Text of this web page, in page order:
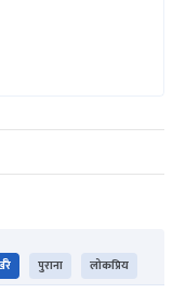
पुराना लोकप्रिय